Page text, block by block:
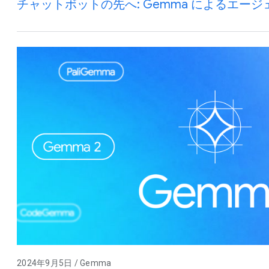
チャットボットの先へ: Gemma によるエージ
2024年9月5日 / Gemma